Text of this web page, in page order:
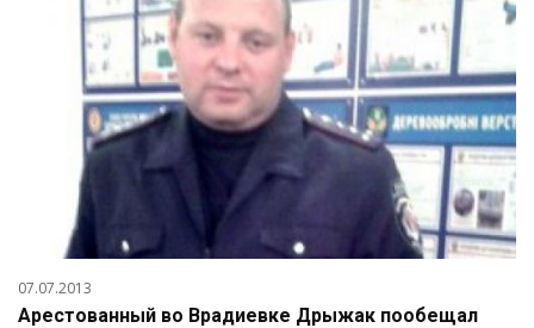
07.07.2013
Арестованный во Врадиевке Дрыжак пообещал